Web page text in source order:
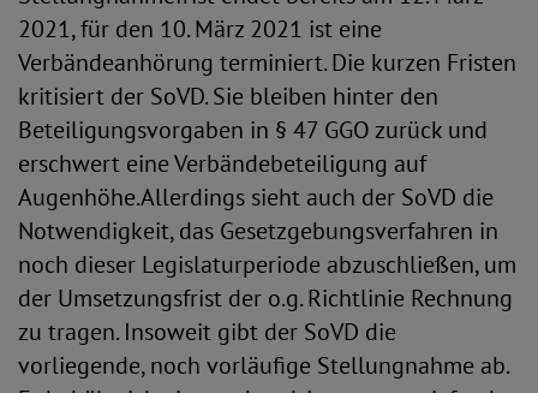
2021, für den 10. März 2021 ist eine
Verbändeanhörung terminiert. Die kurzen Fristen
kritisiert der SoVD. Sie bleiben hinter den
Beteiligungsvorgaben in § 47 GGO zurück und
erschwert eine Verbändebeteiligung auf
Augenhöhe.Allerdings sieht auch der SoVD die
Notwendigkeit, das Gesetzgebungsverfahren in
noch dieser Legislaturperiode abzuschließen, um
der Umsetzungsfrist der o.g. Richtlinie Rechnung
zu tragen. Insoweit gibt der SoVD die
vorliegende, noch vorläufige Stellungnahme ab.